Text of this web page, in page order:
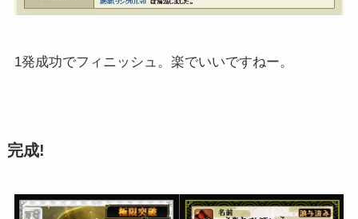
1発成功でフィニッシュ。楽でいいですねー。
完成!